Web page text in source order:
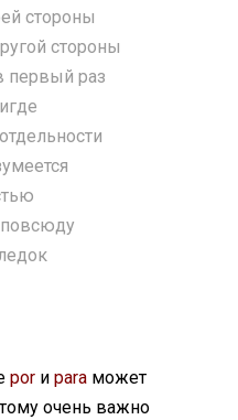
стороны
стороны
первый раз
por и para может
очень важно